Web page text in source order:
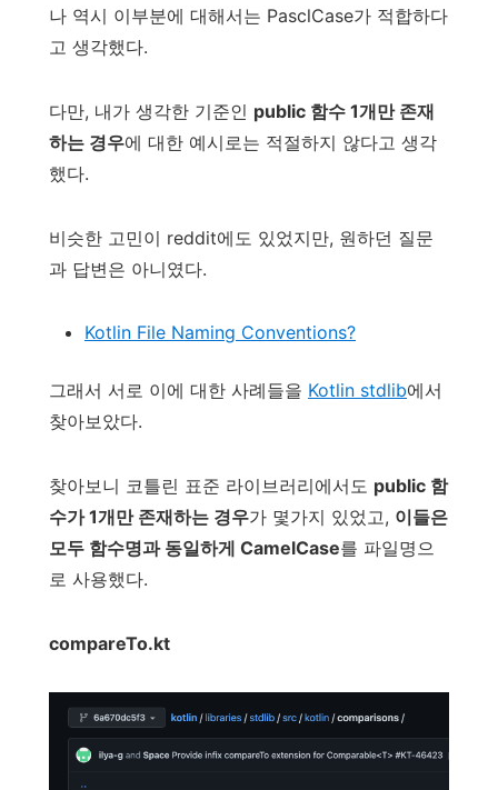
나 역시 이부분에 대해서는 PasclCase가 적합하다
고 생각했다.
다만, 내가 생각한 기준인 public 함수 1개만 존재
하는 경우에 대한 예시로는 적절하지 않다고 생각
했다.
비슷한 고민이 reddit에도 있었지만, 원하던 질문
과 답변은 아니였다.
Kotlin File Naming Conventions?
그래서 서로 이에 대한 사례들을 Kotlin stdlib에서
찾아보았다.
찾아보니 코틀린 표준 라이브러리에서도 public 함
수가 1개만 존재하는 경우가 몇가지 있었고, 이들은
모두 함수명과 동일하게 CamelCase를 파일명으
로 사용했다.
compareTo.kt